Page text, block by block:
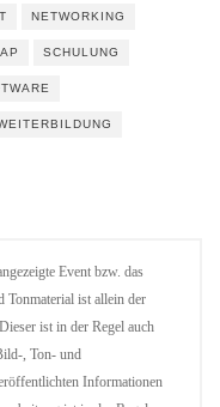
NETWORKING
SCHULUNG
Event bzw. das
Tonmaterial ist allein der
ist in der Regel auch
, Ton- und
Informationen